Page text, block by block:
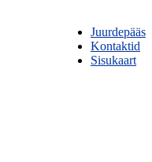
Juurdepääs
Kontaktid
Sisukaart